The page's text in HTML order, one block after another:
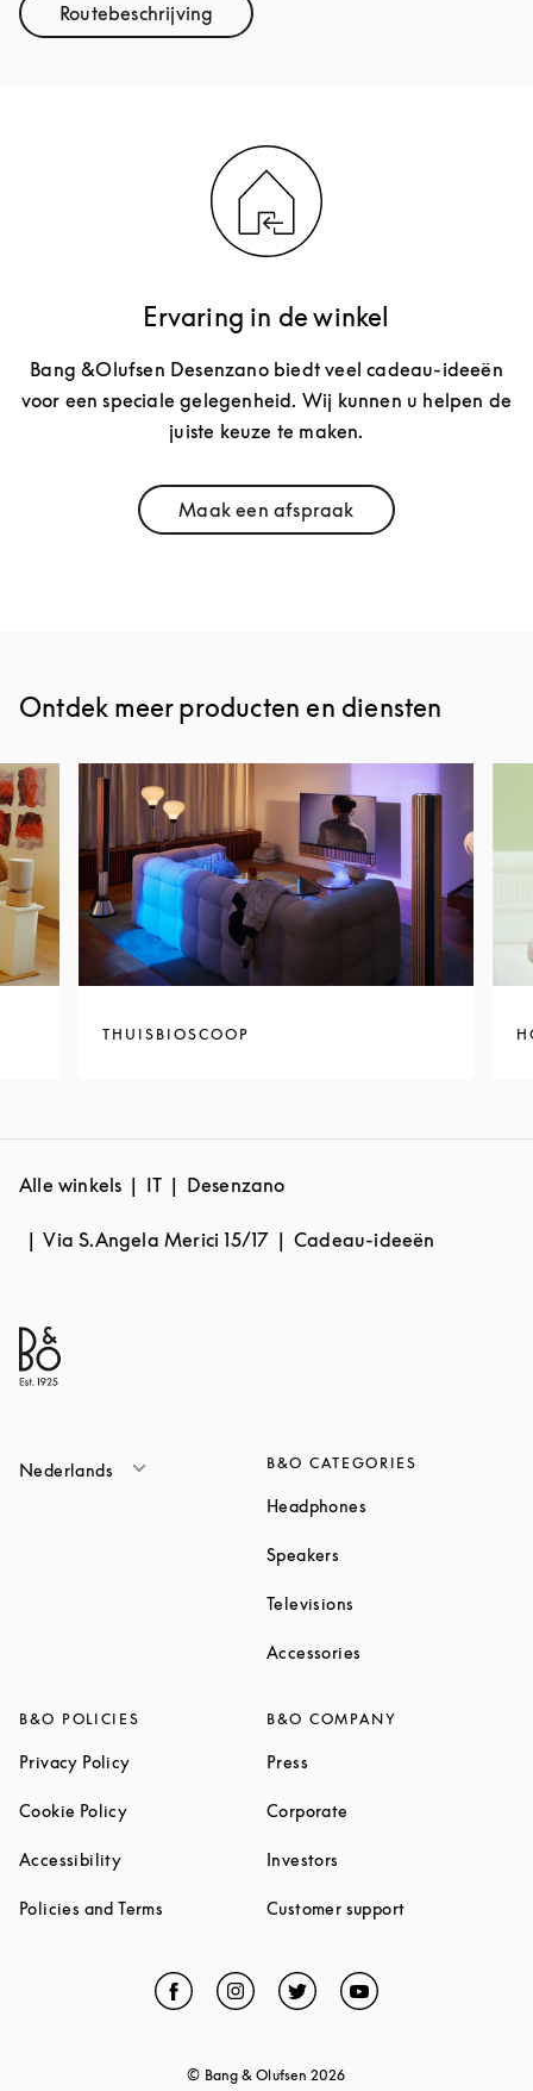
RoutebeschrijvingLink Opens in New Tab
Ervaring in de winkel
Bang &Olufsen Desenzano biedt veel cadeau-ideeën
voor een speciale gelegenheid. Wij kunnen u helpen de
juiste keuze te maken.
Maak een afspraakLink Opens in New Tab
Ontdek meer producten en diensten
THUISBIOSCOOP
Alle winkels IT Desenzano
Via S.Angela Merici 15/17 Cadeau-ideeën
Nederlands B&O CATEGORIES
Headphones
Speakers
Televisions
Accessories
B&O POLICIES
Privacy PolicyLink Opens in New Tab
Cookie PolicyLink Opens in New Tab
AccessibilityLink Opens in New Tab
Policies and Terms Link Opens in New Tab
B&O COMPANY
Press
Corporate
Investors
Customer supportLink Opens in
Facebook
Link Opens in New Tab
Instagram
Link Opens in New Tab
TwitterLink Opens in New Tab
YouTubeLink Opens in
© Bang & Olufsen2026